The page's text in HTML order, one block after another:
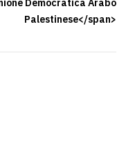
Democratica Arabo
Palestinese</span>